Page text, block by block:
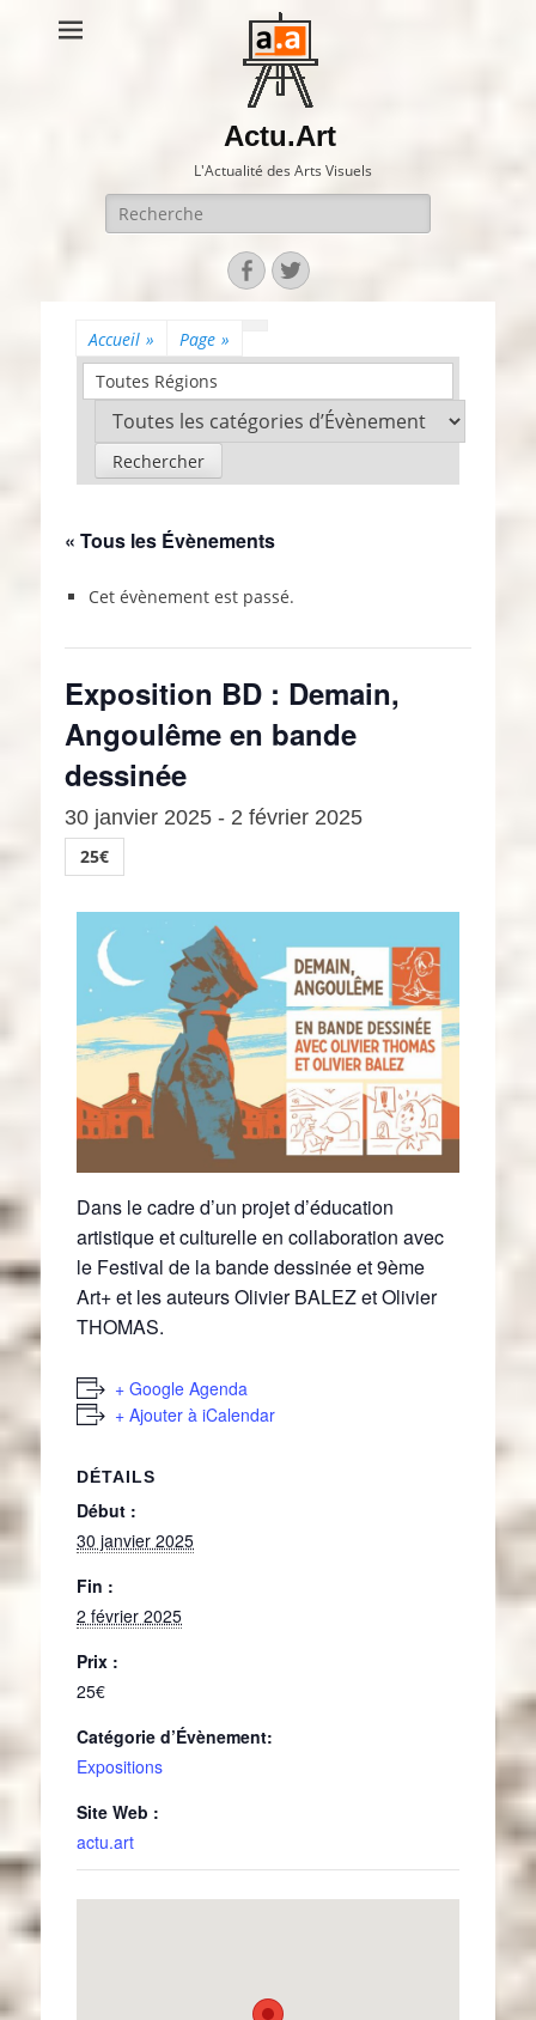
Actu.Art
L'Actualité des Arts Visuels
Recherche
pour:
Facebook
Twitter
Accueil » Page »
Toutes Régions
« Tous les Évènements
Cet évènement est passé.
Exposition BD : Demain,
Angoulême en bande
dessinée
30 janvier 2025 - 2 février 2025
25€
Dans le cadre d’un projet d’éducation
artistique et culturelle en collaboration avec
le Festival de la bande dessinée et 9ème
Art+ et les auteurs Olivier BALEZ et Olivier
THOMAS.
+ Google Agenda
+ Ajouter à iCalendar
DÉTAILS
Début :
30 janvier 2025
Fin :
2 février 2025
Prix :
25€
Catégorie d’Évènement:
Expositions
Site Web :
actu.art